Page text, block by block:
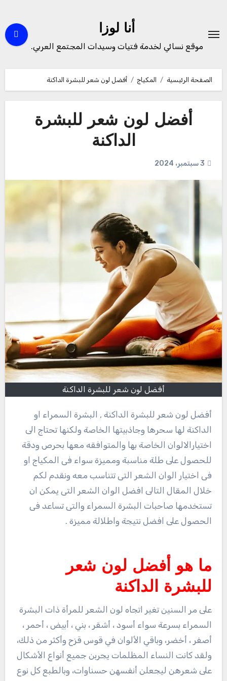
المحتوى
أنا لوزا
موقع نسائي لخدمة فتيات وسيدات المجتمع العربي.
الصفحة الرئيسية المكياج أفضل لون شعر للبشرة الداكنة
أفضل لون شعر للبشرة
الداكنة
3 سبتمبر، 2024
أفضل لون شعر للبشرة الداكنة
أفضل لون شعر للبشرة الداكنة , البشرة السمراء او
الداكنة لها سحرها وجاذبيتها الخاصة ولكنها تحتاج الى
اختيارالالوان الخاصة بها والمتوافقه معها بحرص ودقة
للحصول على طلة مناسبة ومميزة سواء فى المكياج او
فى اختيار الوان الشعر التى تتناسب معه ونقدم لكم
خلال المقال التالى افضل الوان الشعر التى يمكن ان
تستخدمها صاحبات البشرة السمراء والتى تساعد فى
الحصول على افضل نتيجة واطلالة مميزة .
ما هو أفضل لون شعر
للبشرة الداكنة
على مر السنين تغير اتجاه لون الشعر للمرأة ذات البشرة
السمراء بسرعة سواء أسود ، أشقر ، بني ، أبيض ، أحمر ،
أصفر ، أخضر، وباقي الألوان في قوس قزح وأكثر من ذلك،
ولقد كانت النساء المظلمات يجربن جميع أنواع الأشكال
على شعرهن ليجعلن أنفسهن حسناوات، وبالطبع كل نوع